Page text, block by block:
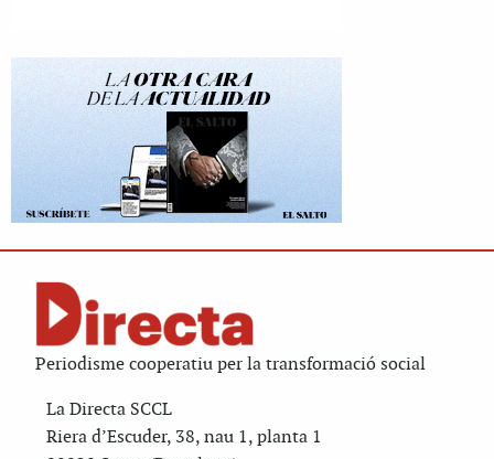
Periodisme cooperatiu per la transformació social
La Directa SCCL
Riera d’Escuder, 38, nau 1, planta 1